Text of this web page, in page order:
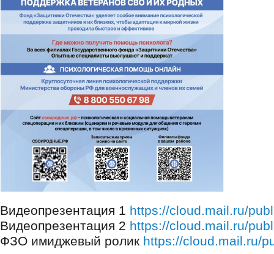
Видеопрезентация 1 https://cloud.mail.ru/
Видеопрезентация 2 https://cloud.mail.ru/
ФЗО имиджевый ролик https://cloud.mail.ru/